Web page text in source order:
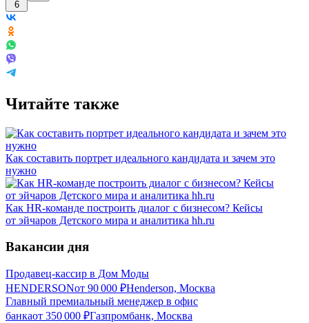
6
Читайте также
Как составить портрет идеального кандидата и зачем это
нужно
Как HR-команде построить диалог с бизнесом? Кейсы
от эйчаров Детского мира и аналитика hh.ru
Вакансии дня
Продавец-кассир в Дом Моды
HENDERSONот 90 000 ₽Henderson, Москва
Главный премиальный менеджер в офис
банкаот 350 000 ₽Газпромбанк, Москва